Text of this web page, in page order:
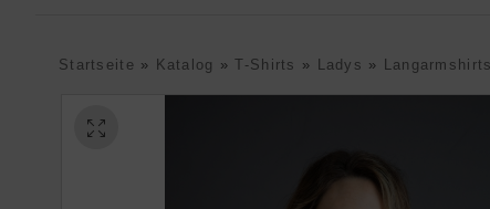
Startseite » Katalog »T-Shirts » Ladys » Langarmshirts